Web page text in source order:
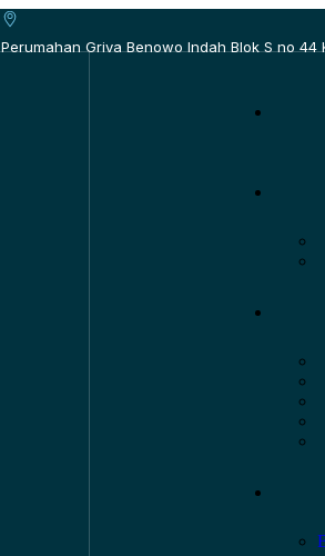
Perumahan Griya Benowo Indah Blok S no 44